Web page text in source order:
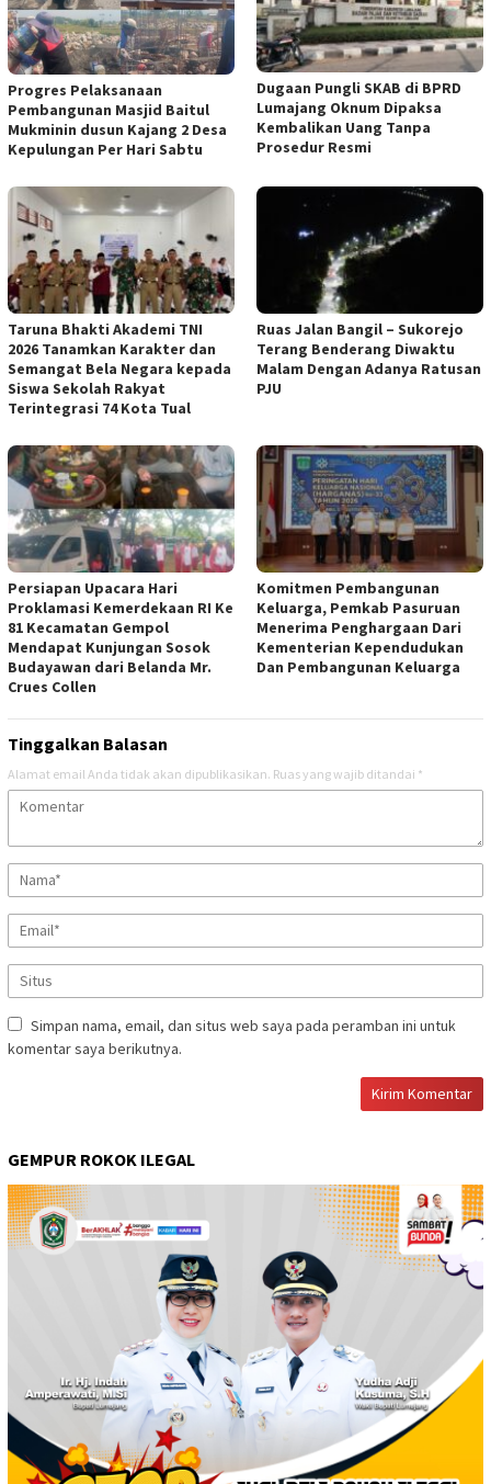
Progres Pelaksanaan
Pembangunan Masjid Baitul
Mukminin dusun Kajang 2 Desa
Kepulungan Per Hari Sabtu
Dugaan Pungli SKAB di BPRD
Lumajang Oknum Dipaksa
Kembalikan Uang Tanpa
Prosedur Resmi
Taruna Bhakti Akademi TNI
2026 Tanamkan Karakter dan
Semangat Bela Negara kepada
Siswa Sekolah Rakyat
Terintegrasi 74 Kota Tual
Ruas Jalan Bangil – Sukorejo
Terang Benderang Diwaktu
Malam Dengan Adanya Ratusan
PJU
Persiapan Upacara Hari
Proklamasi Kemerdekaan RI Ke
81 Kecamatan Gempol
Mendapat Kunjungan Sosok
Budayawan dari Belanda Mr.
Crues Collen
Komitmen Pembangunan
Keluarga, Pemkab Pasuruan
Menerima Penghargaan Dari
Kementerian Kependudukan
Dan Pembangunan Keluarga
Tinggalkan Balasan
Alamat email Anda tidak akan dipublikasikan. Ruas yang wajib ditandai *
Simpan nama, email, dan situs web saya pada peramban ini untuk
komentar saya berikutnya.
GEMPUR ROKOK ILEGAL